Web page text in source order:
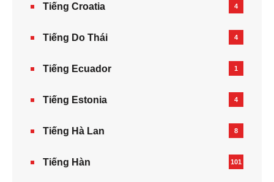
Tiếng Croatia 4
Tiếng Do Thái 4
Tiếng Ecuador 1
Tiếng Estonia 4
Tiếng Hà Lan 8
Tiếng Hàn 101